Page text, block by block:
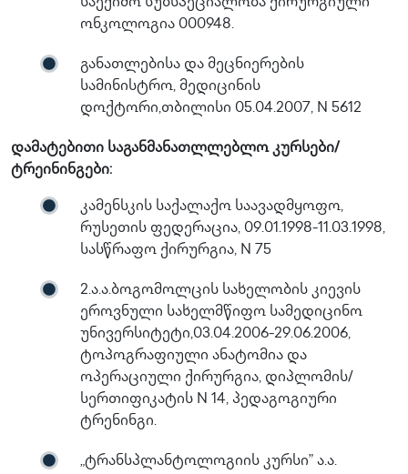
ონკოლოგია 000948.
განათლებისა და მეცნიერების
სამინისტრო, მედიცინის
დოქტორი,თბილისი 05.04.2007, N 5612
დამატებითი საგანმანათლლებლო კურსები/
ტრეინინგები:
კამენსკის საქალაქო საავადმყოფო,
რუსეთის ფედერაცია, 09.01.1998-11.03.1998,
სასწრაფო ქირურგია, N 75
2.ა.ა.ბოგომოლცის სახელობის კიევის
ეროვნული სახელმწიფო სამედიცინო
უნივერსიტეტი,03.04.2006-29.06.2006,
ტოპოგრაფიული ანატომია და
ოპერაციული ქირურგია, დიპლომის/
სერთიფიკატის N 14, პედაგოგიური
ტრენინგი.
„ტრანსპლანტოლოგიის კურსი” ა.ა.